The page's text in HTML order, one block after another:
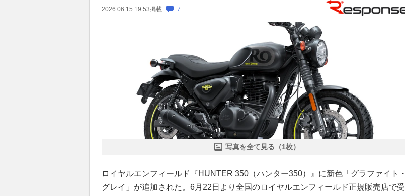
2026.06.15 19:53掲載 7
写真を全て見る（1枚）
ロイヤルエンフィールド『HUNTER 350（ハンター350）』に新色「グラファイト・
グレイ」が追加された。6月22日より全国のロイヤルエンフィールド正規販売店で受